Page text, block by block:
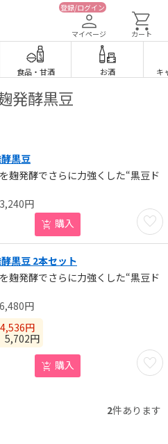
登録/ログイン
マイページ カート
食品・ 甘酒 お酒 キ
発酵黒豆
黒豆
麹発酵でさらに力強くした“黒豆ド
お気
3,240円
購入
黒豆 2本セット
麹発酵でさらに力強くした“黒豆ド
お気
6,480円
円
5,702円
購入
2件あります